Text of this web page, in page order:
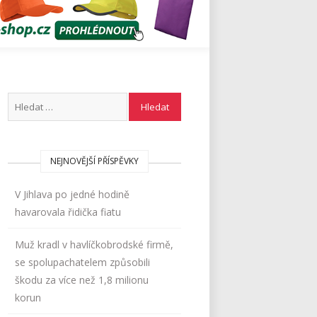
NEJNOVĚJŠÍ PŘÍSPĚVKY
V Jihlava po jedné hodině
havarovala řidička fiatu
Muž kradl v havlíčkobrodské firmě,
se spolupachatelem způsobili
škodu za více než 1,8 milionu
korun